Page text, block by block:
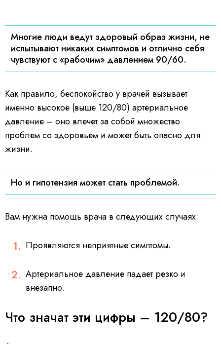
Многие люди ведут здоровый образ жизни, не
испытывают никаких симптомов и отлично себя
чувствуют с «рабочим» давлением 90/60.
Как правило, беспокойство у врачей вызывает
именно высокое (выше 120/80) артериальное
давление – оно влечет за собой множество
проблем со здоровьем и может быть опасно для
жизни.
Но и гипотензия может стать проблемой.
Вам нужна помощь врача в следующих случаях:
Проявляются неприятные симптомы.
Артериальное давление падает резко и
внезапно.
Что значат эти цифры – 120/80?